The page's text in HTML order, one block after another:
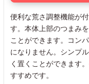
便利な荒さ調整機能が
す。本体上部のつまみ
ことができます。コン
になりません。シンプ
く置くことができます
すすめです。